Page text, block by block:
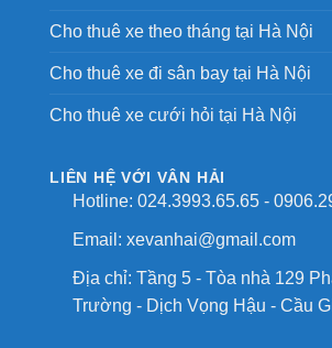
Cho thuê xe theo tháng tại Hà Nội
Cho thuê xe đi sân bay tại Hà Nội
Cho thuê xe cưới hỏi tại Hà Nội
LIÊN HỆ VỚI VÂN HẢI
Hotline: 024.3993.65.65-
Email: xevanhai@gmail.com
Địa chỉ: Tầng 5 - Tòa nhà 129
Trường - Dịch Vọng Hậu - Cầu